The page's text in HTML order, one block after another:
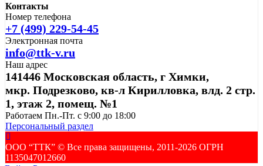
Контакты
Номер телефона
+7 (499) 229-54-45
Электронная почта
info@ttk-v.ru
Наш адрес
141446 Московская область, г Химки,
мкр. Подрезково, кв-л Кирилловка, влд. 2 стр.
1, этаж 2, помещ. №1
Работаем Пн.-Пт. с 9:00 до 18:00
Персональный раздел
ООО “ТТК” ©️ Все права защищены, 2011-2026 ОГРН
1135047012660